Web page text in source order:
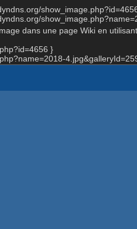
dans une page Wiki en
}